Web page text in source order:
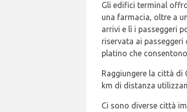
Gli edifici terminal
una farmacia, oltre a
arrivi e lì i passeggeri
riservata ai
platino che
Raggiungere la città di
km di distanza
Ci sono diverse città